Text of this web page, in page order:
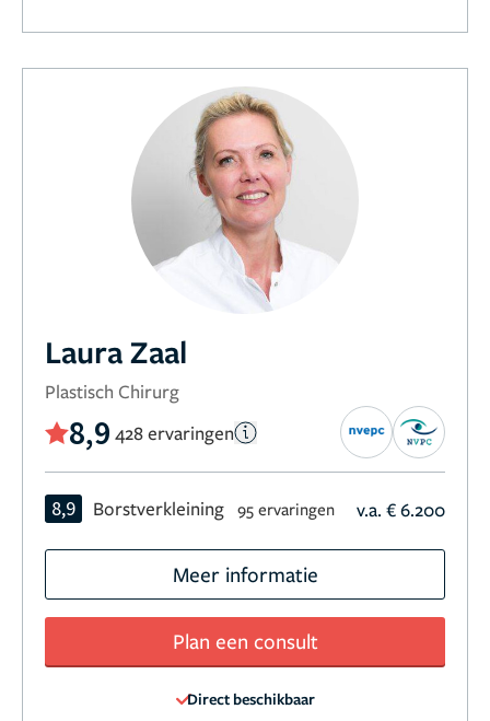
Laura Zaal
Plastisch Chirurg
8,9 428 ervaringen
8,9 Borstverkleining 95 ervaringen v.a. € 6.200
Meer informatie
Plan een consult
Direct beschikbaar